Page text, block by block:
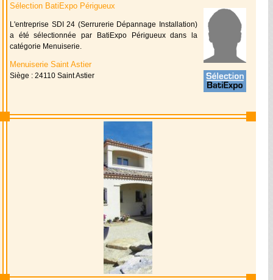
Sélection BatiExpo Périgueux
L'entreprise SDI 24 (Serrurerie Dépannage Installation)
a été sélectionnée par BatiExpo Périgueux dans la
catégorie Menuiserie.
Menuiserie Saint Astier
Siège : 24110 Saint Astier